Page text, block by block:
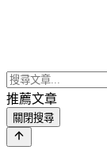
推薦文章
關閉搜尋